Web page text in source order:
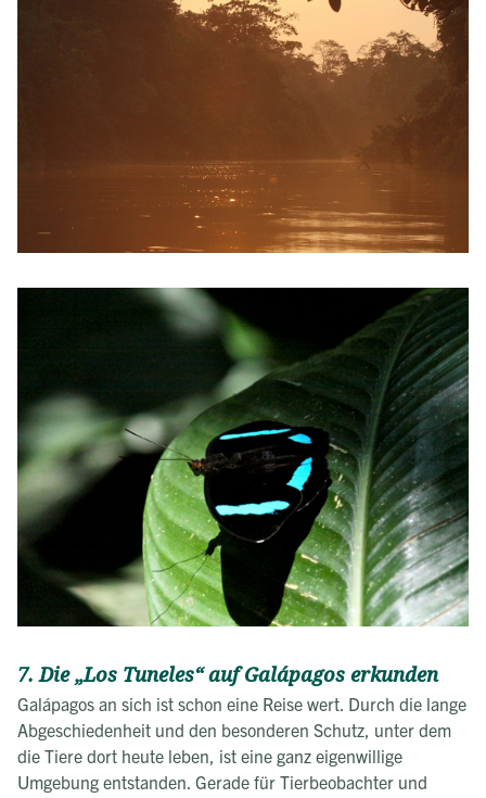
7. Die „Los Tuneles“ auf Galápagos erkunden
Galápagos an sich ist schon eine Reise wert. Durch die lange
Abgeschiedenheit und den besonderen Schutz, unter dem
die Tiere dort heute leben, ist eine ganz eigenwillige
Umgebung entstanden. Gerade für Tierbeobachter und